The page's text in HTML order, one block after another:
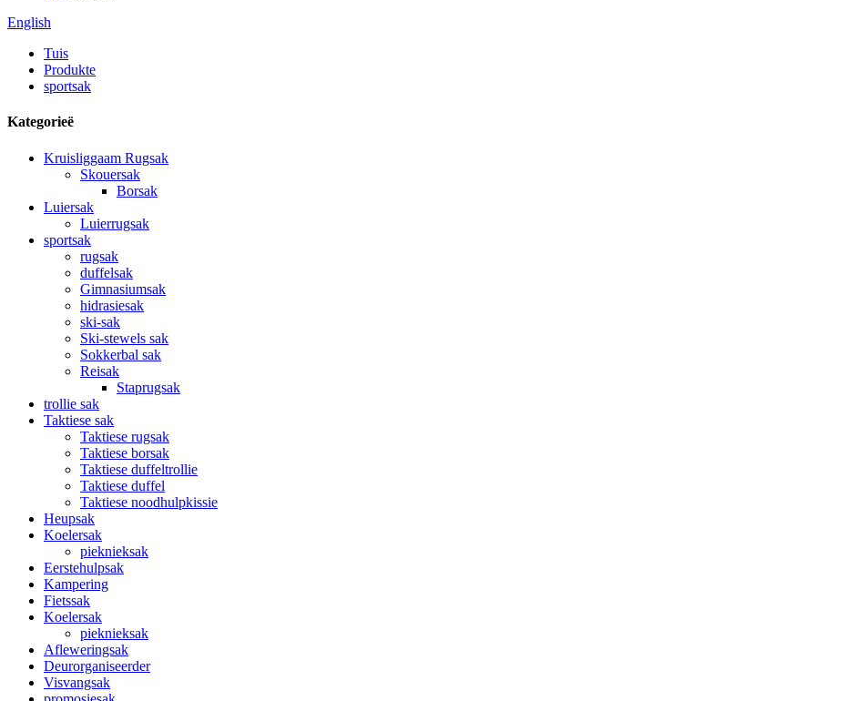
English
Tuis
Produkte
sportsak
Kategorieë
Kruisliggaam Rugsak
Skouersak
Borsak
Luiersak
Luierrugsak
sportsak
rugsak
duffelsak
Gimnasiumsak
hidrasiesak
ski-sak
Ski-stewels sak
Sokkerbal sak
Reisak
Staprugsak
trollie sak
Taktiese sak
Taktiese rugsak
Taktiese borsak
Taktiese duffeltrollie
Taktiese duffel
Taktiese noodhulpkissie
Heupsak
Koelersak
pieknieksak
Eerstehulpsak
Kampering
Fietssak
Koelersak
pieknieksak
Afleweringsak
Deurorganiseerder
Visvangsak